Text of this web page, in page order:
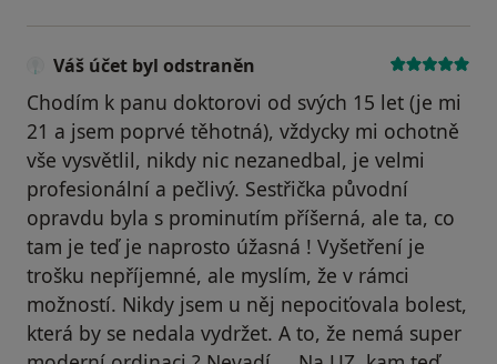
Váš účet byl odstraněn
Chodím k panu doktorovi od svých 15 let (je mi
21 a jsem poprvé těhotná), vždycky mi ochotně
vše vysvětlil, nikdy nic nezanedbal, je velmi
profesionální a pečlivý. Sestřička původní
opravdu byla s prominutím příšerná, ale ta, co
tam je teď je naprosto úžasná ! Vyšetření je
trošku nepříjemné, ale myslím, že v rámci
možností. Nikdy jsem u něj nepociťovala bolest,
která by se nedala vydržet. A to, že nemá super